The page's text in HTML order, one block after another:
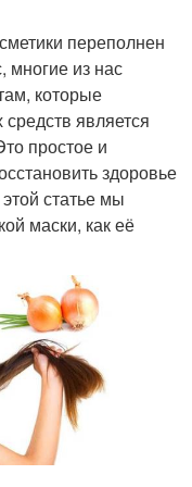
переполнен
многие из нас
которые
является
простое и
здоровье
статье мы
маски, как её